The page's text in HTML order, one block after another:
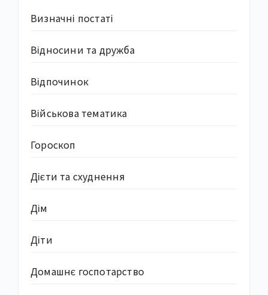
Визначні постаті
Відносини та дружба
Відпочинок
Військова тематика
Гороскоп
Дієти та схуднення
Дім
Діти
Домашнє госпотарство